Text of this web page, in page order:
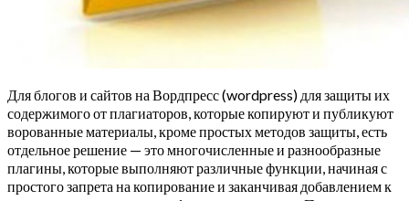
Для блогов и сайтов на Вордпресс (wordpress) для защиты их
содержимого от плагиаторов, которые копируют и публикуют
ворованные материалы, кроме простых методов защиты, есть
отдельное решение — это многочисленные и разнообразные
плагины, которые выполняют различные функции, начиная с
простого запрета на копирование и заканчивая добавлением к